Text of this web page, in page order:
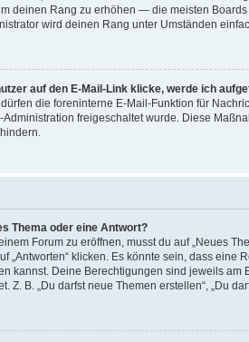
deinen Rang zu erhöhen — die meisten
wird deinen Rang unter Umständen
auf den E-Mail-Link klicke, werde ich
die foreninterne E-Mail-Funktion für
freigeschaltet wurde. Diese
Thema oder eine Antwort?
Forum zu eröffnen, musst du auf „Neues
„Antworten“ klicken. Es könnte sein, dass eine
kannst. Deine Berechtigungen sind jeweils am
Z. B. „Du darfst neue Themen erstellen“, „Du